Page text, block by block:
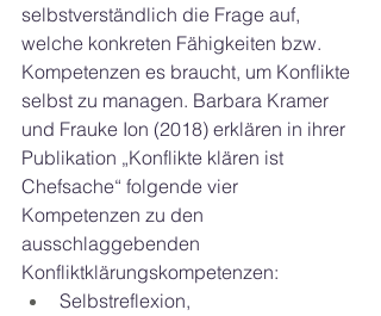
selbstverständlich die Frage auf,
welche konkreten Fähigkeiten bzw.
Kompetenzen es braucht, um Konflikte
selbst zu managen. Barbara Kramer
und Frauke Ion (2018) erklären in ihrer
Publikation „Konflikte klären ist
Chefsache“ folgende vier
Kompetenzen zu den
ausschlaggebenden
Konfliktklärungskompetenzen:
Selbstreflexion,